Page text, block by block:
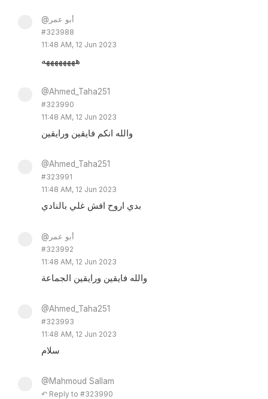
@أبو عمر
#323988
11:48 AM, 12 Jun 2023
ههههههههه
@Ahmed_Taha251
#323990
11:48 AM, 12 Jun 2023
والله انكم فايقين ورايقين
@Ahmed_Taha251
#323991
11:48 AM, 12 Jun 2023
بدي اروح افش غلي بالنادي
@أبو عمر
#323992
11:48 AM, 12 Jun 2023
والله فايقين ورايقين الجماعة
@Ahmed_Taha251
#323993
11:48 AM, 12 Jun 2023
سلام
@Mahmoud Sallam
↶ Reply to #323990